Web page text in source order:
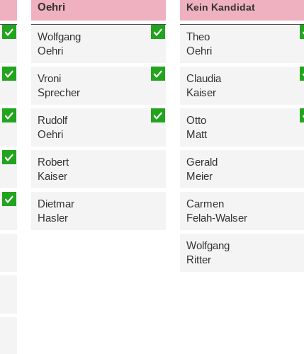
Oehri
Wolfgang
Oehri
Vroni
Sprecher
Rudolf
Oehri
Robert
Kaiser
Dietmar
Hasler
Kein Kandidat
Theo
Oehri
Claudia
Kaiser
Otto
Matt
Gerald
Meier
Carmen
Felah-Walser
Wolfgang
Ritter